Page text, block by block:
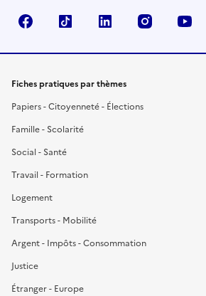
FacebookTikTok LinkedIn Instagram
Fiches pratiques par thèmes
Papiers - Citoyenneté - Élections
Famille - Scolarité
Social - Santé
Travail - Formation
Logement
Transports - Mobilité
Argent - Impôts - Consommation
Justice
Étranger - Europe